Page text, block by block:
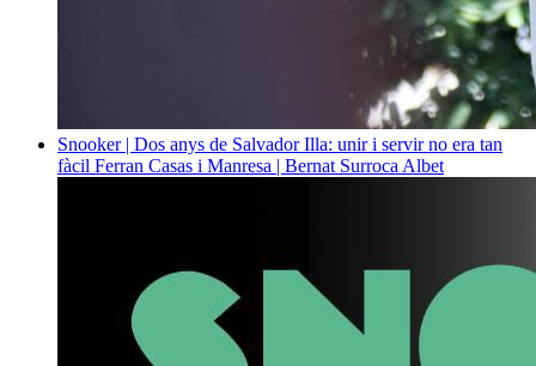
Snooker | Dos anys de Salvador Illa: unir i servir no era tan
fàcil Ferran Casas i Manresa | Bernat Surroca Albet